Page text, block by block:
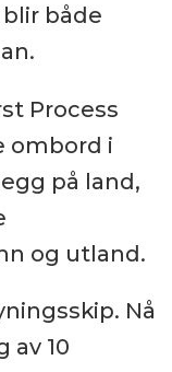
både
Process
ombord i
på land,
og utland.
Nå
av 10